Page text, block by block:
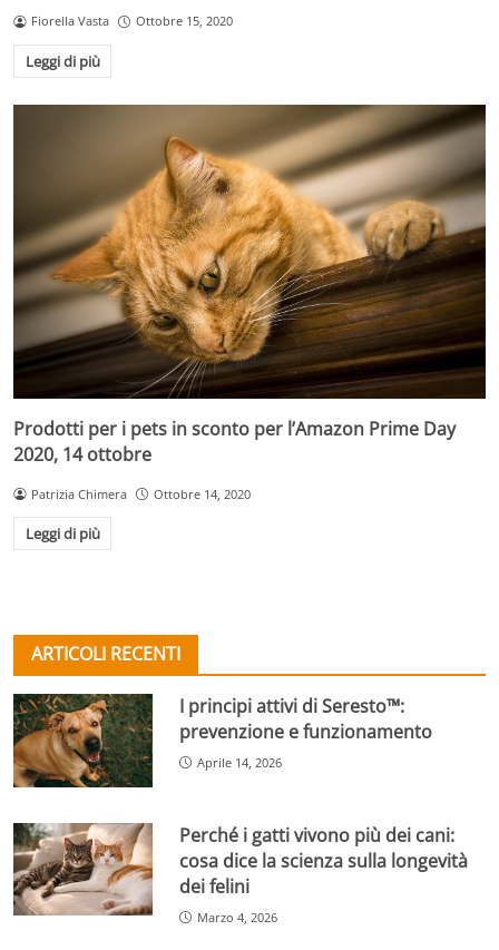
Fiorella Vasta Ottobre 15, 2020
Leggi di più
Prodotti per i pets in sconto per l’Amazon Prime Day
2020, 14 ottobre
Patrizia Chimera Ottobre 14, 2020
Leggi di più
ARTICOLI RECENTI
I principi attivi di Seresto™:
prevenzione e funzionamento
Aprile 14, 2026
Perché i gatti vivono più dei cani:
cosa dice la scienza sulla longevità
dei felini
Marzo 4, 2026